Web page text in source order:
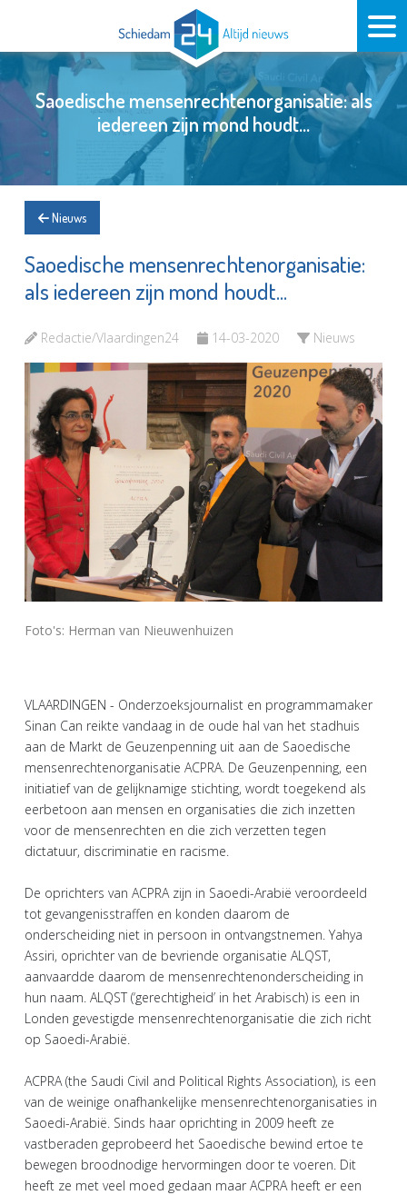
Saoedische mensenrechtenorganisatie: als
iedereen zijn mond houdt...
Nieuws
Saoedische mensenrechtenorganisatie:
als iedereen zijn mond houdt...
Redactie/Vlaardingen24 14-03-2020 Nieuws
Foto's: Herman van Nieuwenhuizen
VLAARDINGEN - Onderzoeksjournalist en programmamaker
Sinan Can reikte vandaag in de oude hal van het stadhuis
aan de Markt de Geuzenpenning uit aan de Saoedische
mensenrechtenorganisatie ACPRA. De Geuzenpenning, een
initiatief van de gelijknamige stichting, wordt toegekend als
eerbetoon aan mensen en organisaties die zich inzetten
voor de mensenrechten en die zich verzetten tegen
dictatuur, discriminatie en racisme.
De oprichters van ACPRA zijn in Saoedi-Arabië veroordeeld
tot gevangenisstraffen en konden daarom de
onderscheiding niet in persoon in ontvangstnemen. Yahya
Assiri, oprichter van de bevriende organisatie ALQST,
aanvaardde daarom de mensenrechtenonderscheiding in
hun naam. ALQST (‘gerechtigheid’ in het Arabisch) is een in
Londen gevestigde mensenrechtenorganisatie die zich richt
op Saoedi-Arabië.
ACPRA (the Saudi Civil and Political Rights Association), is een
van de weinige onafhankelijke mensenrechtenorganisaties in
Saoedi-Arabië. Sinds haar oprichting in 2009 heeft ze
vastberaden geprobeerd het Saoedische bewind ertoe te
bewegen broodnodige hervormingen door te voeren. Dit
heeft ze met veel moed gedaan maar ACPRA heeft er een